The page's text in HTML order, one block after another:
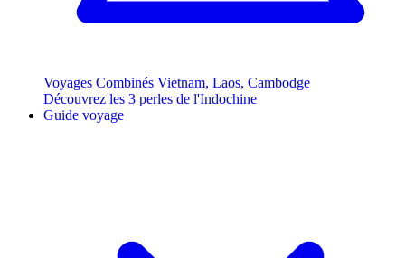
Voyages Combinés Vietnam, Laos, Cambodge
Découvrez les 3 perles de l'Indochine
Guide voyage